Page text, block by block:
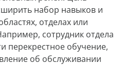
набор навыков и
отделах или
сотрудник отдела
перекрестное обучение,
об обслуживании